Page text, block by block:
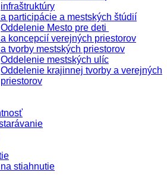
infraštruktúry
participácie a mestských štúdií
Oddelenie Mesto pre deti
koncepcií verejných priestorov
tvorby mestských priestorov
Oddelenie mestských ulíc
Oddelenie krajinnej tvorby a verejných
priestorov
stiahnutie